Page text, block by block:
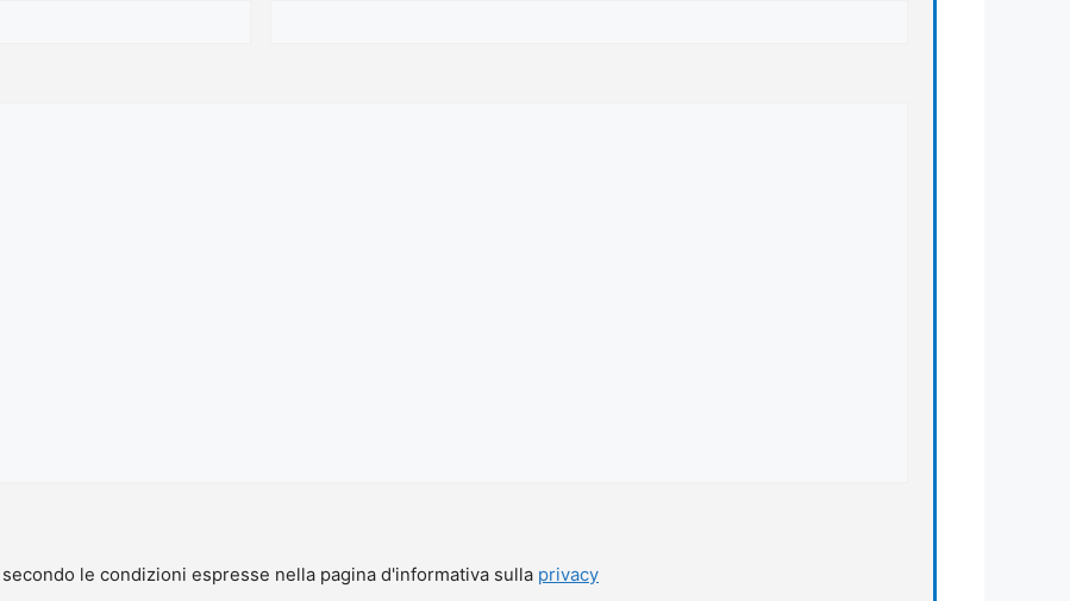
le condizioni espresse nella pagina d'informativa sulla privacy